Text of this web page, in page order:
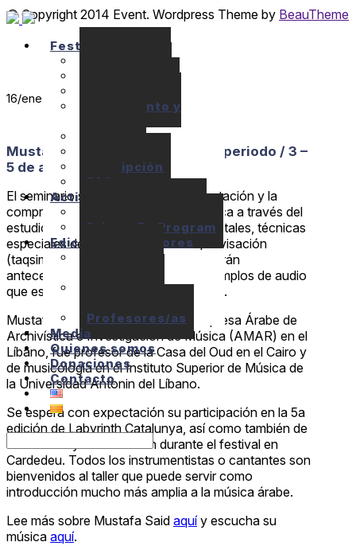
Festival
Alojamiento y
Inscripción
FAQ
Actividades
Briam / E+ Program
Ediciones anteriores
Profesores/as
Media
Quienes somos
Donaciones
Contacto
© Copyright 2014 Event. Wordpress Theme by BeauTheme
16/ene
Mustafa Said: Música Árabe / 1r periodo / 3 –
5 de abril de 2020
El seminario se centrará en la interpretación y la
comprensión de la música árabe clásica a través del
estudio de piezas vocales e instrumentales, técnicas
especiales de ornamentación e improvisación
(taqsim) en diferentes makams. Se darán
antecedentes históricos, y habrán ejemplos de audio
que escucharemos del archivo AMAR.
Mustafa Said es el director de la empresa Árabe de
Archivística e Investigación de Música (AMAR) en el
Líbano, fue profesor de la Casa del Oud en el Cairo y
de musicología en el Instituto Superior de Música de
la Universidad Antonin del Líbano.
Se espera con expectación su participación en la 5a
edición de Labyrinth Catalunya, así como también de
sus clases y su actuación durante el festival en
Cardedeu. Todos los instrumentistas o cantantes son
bienvenidos al taller que puede servir como
introducción mucho más amplia a la música árabe.
Lee más sobre Mustafa Said aquíy escucha su
música aquí.